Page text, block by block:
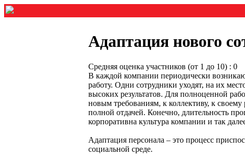
Адаптация нового
Средняя оценка участников (от 1 до 10) :
В каждой компании периодически
работу. Одни сотрудники уходят, на их
высоких результатов. Для полноценной
новым требованиям, к коллективу, к своему
полной отдачей. Конечно, длительность
корпоративна культура компании и так
Адаптация персонала – это процесс
социальной среде.